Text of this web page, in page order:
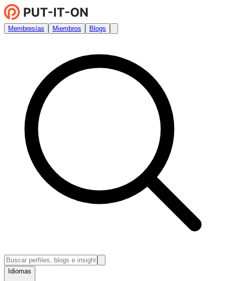
Membresías Miembros Blogs
Idiomas